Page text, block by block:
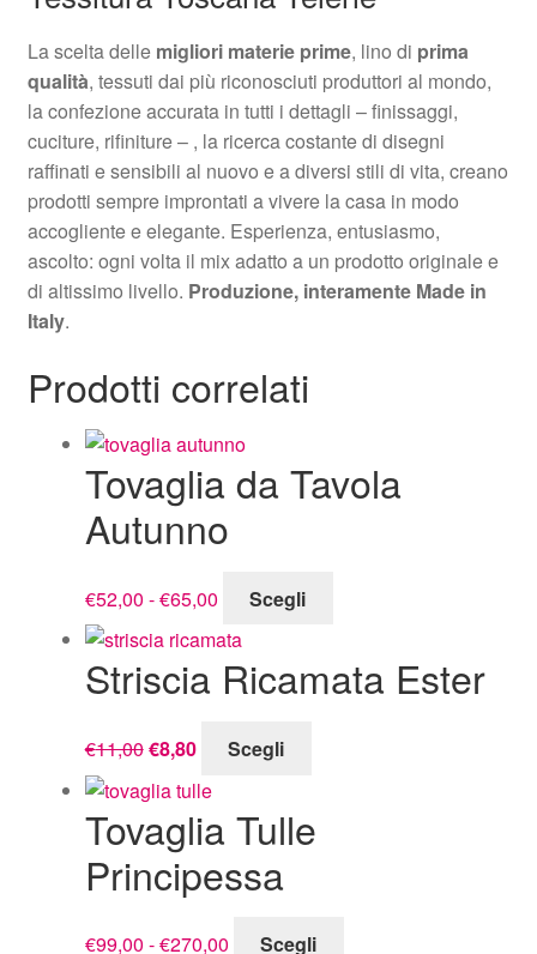
La scelta delle migliori materie prime, lino di prima
qualità, tessuti dai più riconosciuti produttori al mondo,
la confezione accurata in tutti i dettagli – finissaggi,
cuciture, rifiniture – , la ricerca costante di disegni
raffinati e sensibili al nuovo e a diversi stili di vita, creano
prodotti sempre improntati a vivere la casa in modo
accogliente e elegante. Esperienza, entusiasmo,
ascolto: ogni volta il mix adatto a un prodotto originale e
di altissimo livello. Produzione, interamente Made in
Italy.
Prodotti correlati
Tovaglia da Tavola
Autunno
€52,00 -€65,00 Fascia
prezzo:
da
€65,00
Scegli
più
Striscia Ricamata Ester
€11,00 Il
prezzo
originale
era:
€11,00.
€8,80
prezzo
attuale
è:
Scegli
più
possono
Tovaglia Tulle
Principessa
€99,00 -€270,00 FasciaScegli